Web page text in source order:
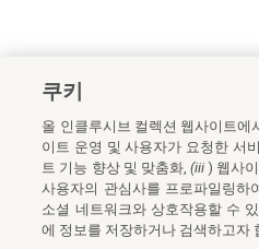
쿠키
올 인클루시브 컬렉션 웹사이트에
이트 운영 및 사용자가 요청한 서
트 기능 향상 및 맞춤화, (iii) 웹사이
사용자의 관심사를 프로파일링하
소셜 네트워크와 상호작용할 수
에 정보를 저장하거나 검색하고자